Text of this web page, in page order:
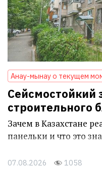
Анау-мынау о текущем
Сейсмостойкий
строительного
Зачем в Казахстане
панельки и что это
07.08.2026 1058